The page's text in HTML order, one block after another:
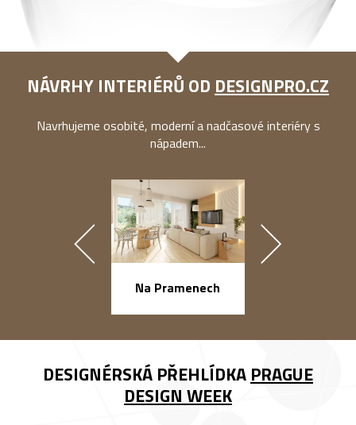
NÁVRHY INTERIÉRŮ OD DESIGNPRO.CZ
Navrhujeme osobité, moderní a nadčasové interiéry s
nápadem...
Na Pramenech
DESIGNÉRSKÁ PŘEHLÍDKA PRAGUE
DESIGN WEEK